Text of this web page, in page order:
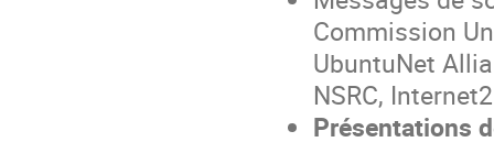
Commission
UbuntuNet
NSRC,
Présentations